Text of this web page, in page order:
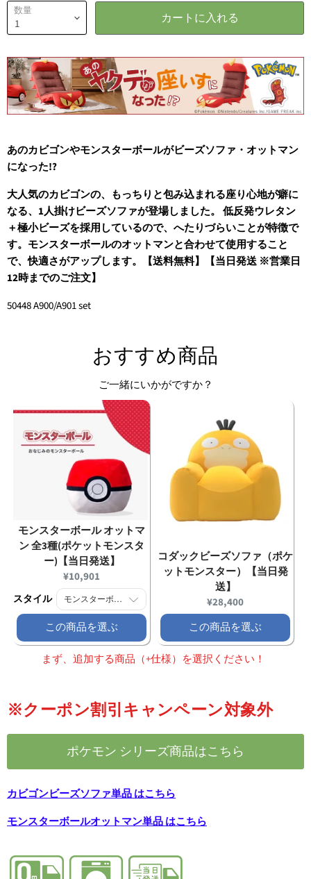
数量 カートに入れる
あのカビゴンやモンスターボールがビーズソファ・オットマン
になった!?
大人気のカビゴンの、もっちりと包み込まれる座り心地が癖に
なる、1人掛けビーズソファが登場しました。 低反発ウレタン
＋極小ビーズを採用しているので、へたりづらいことが特徴で
す。モンスターボールのオットマンと合わせて使用すること
で、快適さがアップします。【送料無料】【当日発送 ※営業日
12時までのご注文】
50448 A900/A901 set
おすすめ商品
ご一緒にいかがですか？
モンスターボール オットマ
ン 全3種(ポケットモンスタ
ー)【当日発送】
Current
price:
¥10,901
スタイル
この商品を選ぶ
コダックビーズソファ（ポケ
ットモンスター）【当日発
送】
Current
price:
¥28,400
この商品を選ぶ
まず、追加する商品（+仕様）を選択ください！
※クーポン割引キャンペーン対象外
ポケモン シリーズ商品はこちら
カビゴンビーズソファ単品 はこちら
モンスターボールオットマン単品 はこちら